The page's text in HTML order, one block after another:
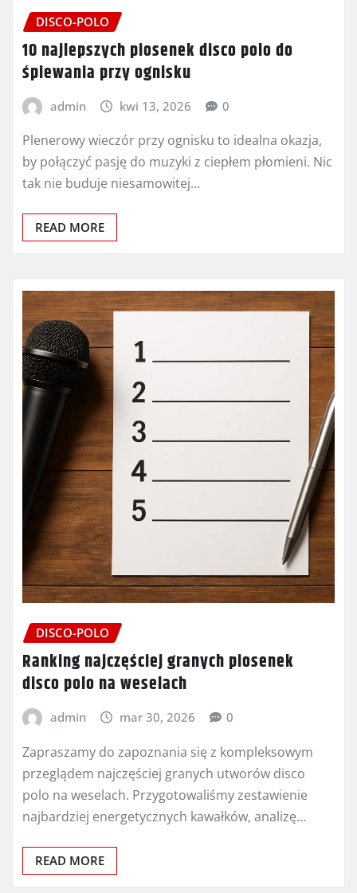
DISCO-POLO
10 najlepszych piosenek disco polo do
śpiewania przy ognisku
admin kwi 13, 2026 0
Plenerowy wieczór przy ognisku to idealna okazja,
by połączyć pasję do muzyki z ciepłem płomieni. Nic
tak nie buduje niesamowitej…
READ MORE
DISCO-POLO
Ranking najczęściej granych piosenek
disco polo na weselach
admin mar 30, 2026 0
Zapraszamy do zapoznania się z kompleksowym
przeglądem najczęściej granych utworów disco
polo na weselach. Przygotowaliśmy zestawienie
najbardziej energetycznych kawałków, analizę…
READ MORE